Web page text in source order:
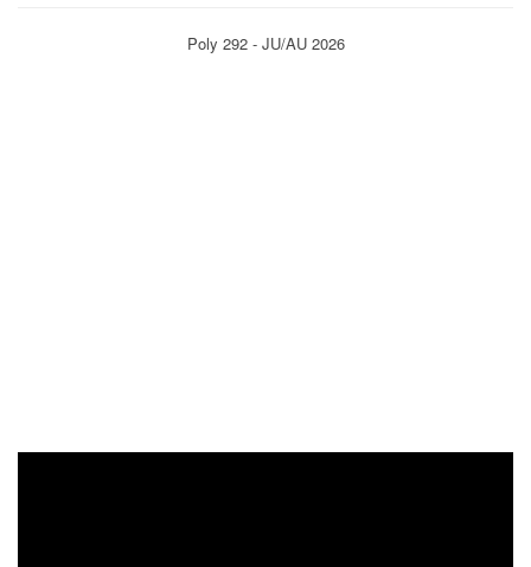
Poly 292 - JU/AU 2026